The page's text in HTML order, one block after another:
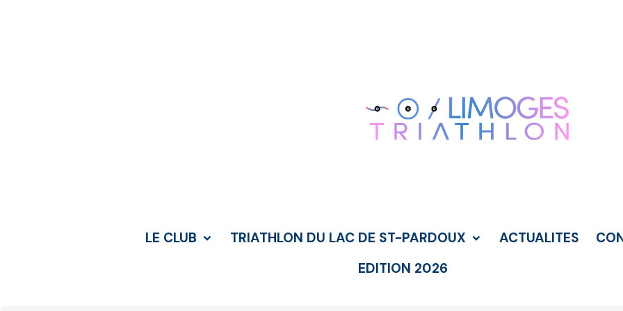
LE CLUB TRIATHLON DU LAC DE ST-PARDOUX ACTUALITES
EDITION 2026